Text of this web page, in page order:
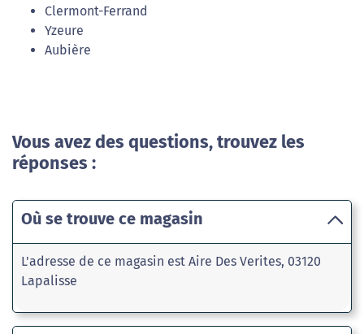
Clermont-Ferrand
Yzeure
Aubière
Vous avez des questions, trouvez les
réponses :
Où se trouve ce magasin
L'adresse de ce magasin est Aire Des Verites, 03120
Lapalisse